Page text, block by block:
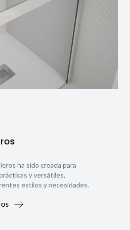
ha sido creada para
y versátiles,
estilos y necesidades.